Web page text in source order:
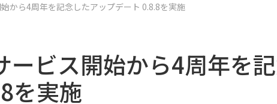
から4周年を記念したアップデート 0.8.8を実施
ビス開始から4周年を
を実施